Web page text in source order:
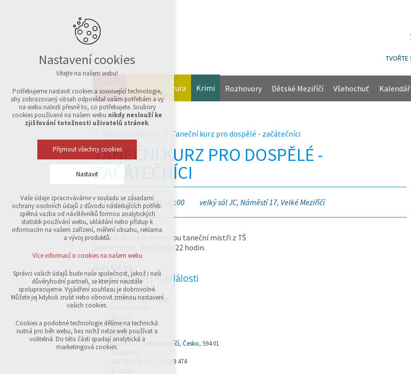
TVOŘTE
Zprávy Sport Kultura Krimi Rozhovory Dětské Meziříčí Všehochuť
Taneční kurz pro dospělé - začátečníci
TANEČNÍ KURZ PRO DOSPĚLÉ -
ZAČÁTEČNÍCI
13. října 2025 20:00 - 22:00 velký sál JC, Náměstí 17, Velké Meziříčí
5. lekce. Kurzem provedou taneční mistři z TŠ
Starlet Brno. Potrvá do 22 hodin.
Podrobnosti o události
Kontaktní osoba
velký sál JC
Ulice a čp.
Náměstí 17,Velké Meziříčí, Česko, 594 01
566 782 004, 001, 724 399 474
Nastavení cookies
Vítejte na našem webu!
Potřebujeme nastavit cookies a související technologie,
aby zobrazovaný obsah odpovídal vašim potřebám a vy
na webu nalezli přesně to, co potřebujete. Soubory
cookies používané na našem webu nikdy neslouží ke
zjišťování totožnosti uživatelů stránek.
Přijmout všechny cookies
Nastavit
Technická cookies
nutná pro provozování webu
udržení kontextu stránek (session): případná
přihlášení, volby jazyka, apod.
analytická pro anonymizované vyhodnocení
návštěvnosti
marketingová cookies (Google,Sklik)
Více informací o cookies na našem webu
Přijmout všechny cookies
Odmítnout vše
Vaše údaje zpracováváme v souladu se zásadami
ochrany osobních údajů z důvodu následujících potřeb:
zpětná vazba od návštěvníků formou analytických
statistik používání webu, ukládání nebo přístup k
informacím na vašem zařízení, měření obsahu, reklama
a vývoj produktů.
Více informací o cookies na našem webu
Správci vašich údajů bude naše společnost, jakož i naši
důvěryhodní partneři, se kterými neustále
spolupracujeme. Vyjádření souhlasu je dobrovolné.
Můžete jej kdykoli zrušit nebo obnovit změnou nastavení
vašich cookies.
Cookies a podobné technologie dělíme na technická:
nutná pro běh webu, bez nichž nelze web používat a
volitelná. Do této části spadají analytická a
marketingová cookies.